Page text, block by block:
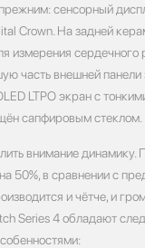
сенсорный
Crown. На задней
измерения сердечного
часть внешней панели
LTPO экран с
сапфировым стеклом.
внимание динамику.
50%, в сравнении с
и чётче, и
Series 4 обладают